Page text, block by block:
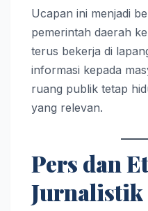
Ucapan ini menjadi
pemerintah daerah
terus bekerja di
informasi kepada
ruang publik tetap
yang relevan.
Pers dan
Jurnalistik